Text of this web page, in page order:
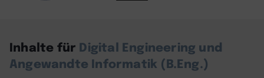
Inhalte für Digital Engineering und
Angewandte Informatik (B.Eng.)